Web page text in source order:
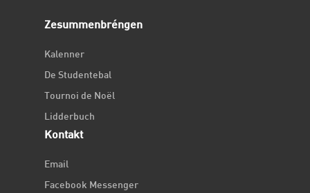
Zesummenbréngen
Kalenner
De Studentebal
Tournoi de Noël
Lidderbuch
Kontakt
Email
Facebook Messenger